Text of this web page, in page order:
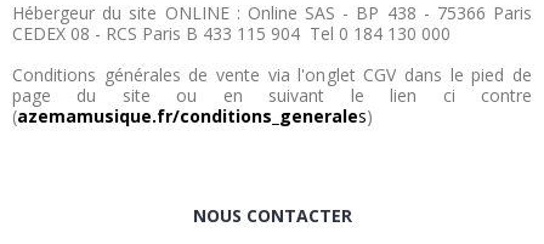
Hébergeur du site ONLINE : Online SAS - BP 438 - 75366 Paris
CEDEX 08 - RCS Paris B 433 115 904 Tel 0 184 130 000
Conditions générales de vente via l'onglet CGV dans le pied de
page du site ou en suivant le lien ci contre
(azemamusique.fr/conditions_generales)
NOUS CONTACTER